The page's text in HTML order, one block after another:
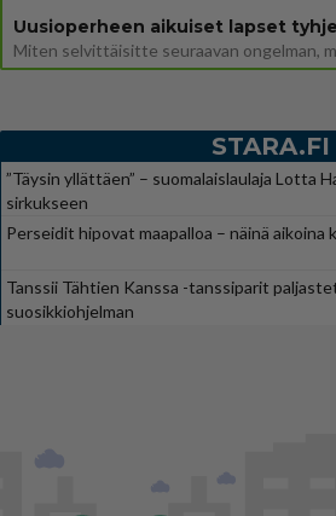
STARA.FI
”Täysin yllättäen” – suomalaislaulaja Lotta
sirkukseen
Perseidit hipovat maapalloa – näinä aikoina
Tanssii Tähtien Kanssa -tanssiparit
suosikkiohjelman